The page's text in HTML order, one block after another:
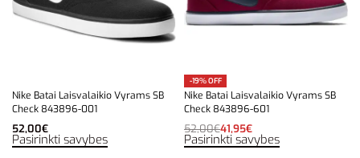
Nike Batai Laisvalaikio Vyrams SB
Check 843896-001
52,00€
Pasirinkti savybes
-19% OFF
Nike Batai Laisvalaikio Vyrams SB
Check 843896-601
52,00€41,95€
Pasirinkti savybes